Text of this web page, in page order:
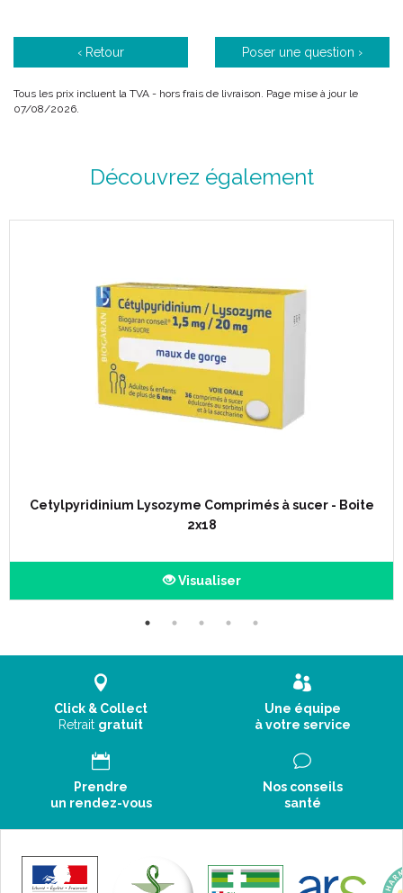
‹ Retour Poser une question ›
Tous les prix incluent la TVA - hors frais de livraison. Page mise à jour le
07/08/2026.
Découvrez également
Cetylpyridinium Lysozyme Comprimés à sucer - Boite
2x18
Visualiser
Click & Collect
Retrait gratuit
Une équipe
à votre service
Prendre
un rendez-vous
Nos conseils
santé